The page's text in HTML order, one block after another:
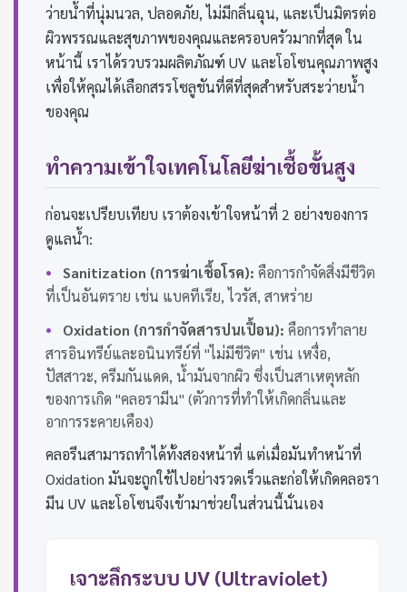
ว่ายน้ำที่นุ่มนวล, ปลอดภัย, ไม่มีกลิ่นฉุน, และเป็นมิตรต่อ
ผิวพรรณและสุขภาพของคุณและครอบครัวมากที่สุด ใน
หน้านี้ เราได้รวบรวมผลิตภัณฑ์ UV และโอโซนคุณภาพสูง
เพื่อให้คุณได้เลือกสรรโซลูชันที่ดีที่สุดสำหรับสระว่ายน้ำ
ของคุณ
ทำความเข้าใจเทคโนโลยีฆ่าเชื้อขั้นสูง
ก่อนจะเปรียบเทียบ เราต้องเข้าใจหน้าที่ 2 อย่างของการ
ดูแลน้ำ:
• Sanitization (การฆ่าเชื้อโรค): คือการกำจัดสิ่งมีชีวิต
ที่เป็นอันตราย เช่น แบคทีเรีย, ไวรัส, สาหร่าย
• Oxidation (การกำจัดสารปนเปื้อน): คือการทำลาย
สารอินทรีย์และอนินทรีย์ที่ "ไม่มีชีวิต" เช่น เหงื่อ,
ปัสสาวะ, ครีมกันแดด, น้ำมันจากผิว ซึ่งเป็นสาเหตุหลัก
ของการเกิด "คลอรามีน" (ตัวการที่ทำให้เกิดกลิ่นและ
อาการระคายเคือง)
คลอรีนสามารถทำได้ทั้งสองหน้าที่ แต่เมื่อมันทำหน้าที่
Oxidation มันจะถูกใช้ไปอย่างรวดเร็วและก่อให้เกิดคลอรา
มีน UV และโอโซนจึงเข้ามาช่วยในส่วนนี้นั่นเอง
เจาะลึกระบบ UV (Ultraviolet)